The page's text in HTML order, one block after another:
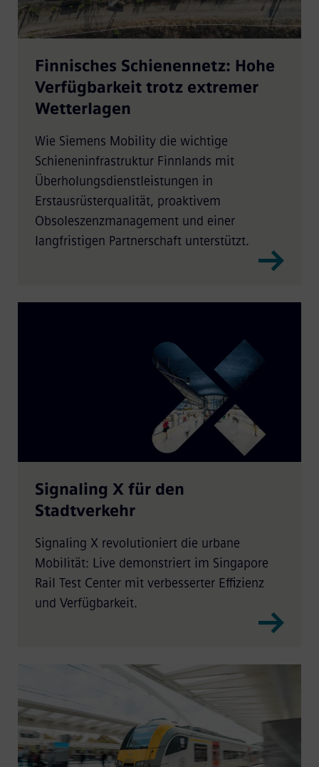
Finnisches Schienennetz: Hohe
Verfügbarkeit trotz extremer
Wetterlagen
Wie Siemens Mobility die wichtige
Schieneninfrastruktur Finnlands mit
Überholungsdienstleistungen in
Erstausrüsterqualität, proaktivem
Obsoleszenzmanagement und einer
langfristigen Partnerschaft unterstützt.
Signaling X für den
Stadtverkehr
Signaling X revolutioniert die urbane
Mobilität: Live demonstriert im Singapore
Rail Test Center mit verbesserter Effizienz
und Verfügbarkeit.